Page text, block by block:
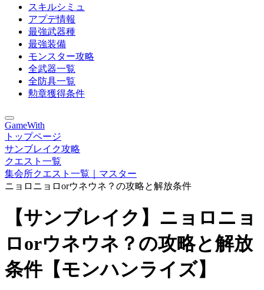
スキルシミュ
アプデ情報
最強武器種
最強装備
モンスター攻略
全武器一覧
全防具一覧
勲章獲得条件
GameWith
トップページ
サンブレイク攻略
クエスト一覧
集会所クエスト一覧｜マスター
ニョロニョロorウネウネ？の攻略と解放条件
【サンブレイク】ニョロニョ
ロorウネウネ？の攻略と解放
条件【モンハンライズ】